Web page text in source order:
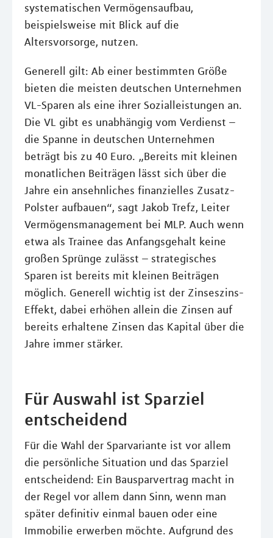
systematischen Vermögensaufbau,
beispielsweise mit Blick auf die
Altersvorsorge, nutzen.
Generell gilt: Ab einer bestimmten Größe
bieten die meisten deutschen Unternehmen
VL-Sparen als eine ihrer Sozialleistungen an.
Die VL gibt es unabhängig vom Verdienst –
die Spanne in deutschen Unternehmen
beträgt bis zu 40 Euro. „Bereits mit kleinen
monatlichen Beiträgen lässt sich über die
Jahre ein ansehnliches finanzielles Zusatz-
Polster aufbauen“, sagt Jakob Trefz, Leiter
Vermögensmanagement bei MLP. Auch wenn
etwa als Trainee das Anfangsgehalt keine
großen Sprünge zulässt – strategisches
Sparen ist bereits mit kleinen Beiträgen
möglich. Generell wichtig ist der Zinseszins-
Effekt, dabei erhöhen allein die Zinsen auf
bereits erhaltene Zinsen das Kapital über die
Jahre immer stärker.
Für Auswahl ist Sparziel
entscheidend
Für die Wahl der Sparvariante ist vor allem
die persönliche Situation und das Sparziel
entscheidend: Ein Bausparvertrag macht in
der Regel vor allem dann Sinn, wenn man
später definitiv einmal bauen oder eine
Immobilie erwerben möchte. Aufgrund des